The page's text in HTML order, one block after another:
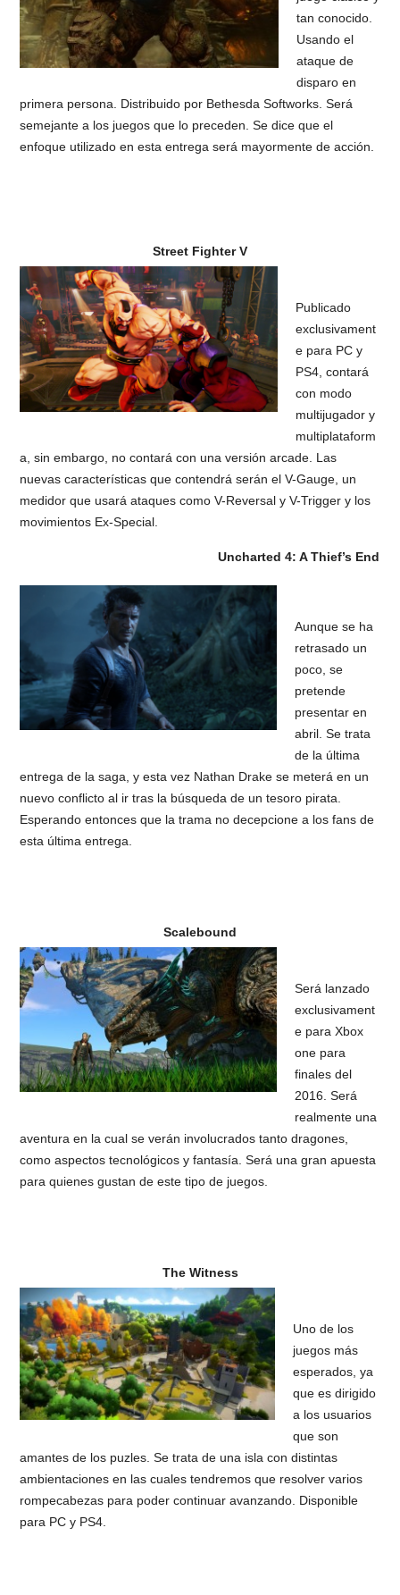
tan conocido.
Usando el
ataque de
disparo en
primera persona. Distribuido por Bethesda Softworks. Será
semejante a los juegos que lo preceden. Se dice que el
enfoque utilizado en esta entrega será mayormente de acción.
Street Fighter V
Publicado
exclusivament
e para PC y
PS4, contará
con modo
multijugador y
multiplataform
a, sin embargo, no contará con una versión arcade. Las
nuevas características que contendrá serán el V-Gauge, un
medidor que usará ataques como V-Reversal y V-Trigger y los
movimientos Ex-Special.
Uncharted 4: A Thief’s End
Aunque se ha
retrasado un
poco, se
pretende
presentar en
abril. Se trata
de la última
entrega de la saga, y esta vez Nathan Drake se meterá en un
nuevo conflicto al ir tras la búsqueda de un tesoro pirata.
Esperando entonces que la trama no decepcione a los fans de
esta última entrega.
Scalebound
Será lanzado
exclusivament
e para Xbox
one para
finales del
2016. Será
realmente una
aventura en la cual se verán involucrados tanto dragones,
como aspectos tecnológicos y fantasía. Será una gran apuesta
para quienes gustan de este tipo de juegos.
The Witness
Uno de los
juegos más
esperados, ya
que es dirigido
a los usuarios
que son
amantes de los puzles. Se trata de una isla con distintas
ambientaciones en las cuales tendremos que resolver varios
rompecabezas para poder continuar avanzando. Disponible
para PC y PS4.